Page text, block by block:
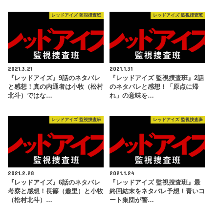
レッドアイズ 監視捜査班
2021.3.21
『レッドアイズ』9話のネタバレ
と感想！真の内通者は小牧（松村
北斗）ではな…
レッドアイズ 監視捜査班
2021.1.31
『レッドアイズ 監視捜査班』2話
のネタバレと感想！「原点に帰
れ」の意味を…
レッドアイズ 監視捜査班
2021.2.28
『レッドアイズ』6話のネタバレ
考察と感想！長篠（趣里）と小牧
（松村北斗）…
レッドアイズ 監視捜査班
2021.1.24
『レッドアイズ 監視捜査班』最
終回結末をネタバレ予想！青いコ
ート集団が警…